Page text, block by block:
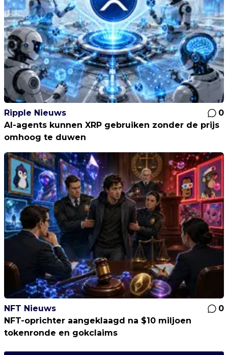
Ripple Nieuws
0
AI-agents kunnen XRP gebruiken zonder de prijs
omhoog te duwen
NFT Nieuws
0
NFT-oprichter aangeklaagd na $10 miljoen
tokenronde en gokclaims